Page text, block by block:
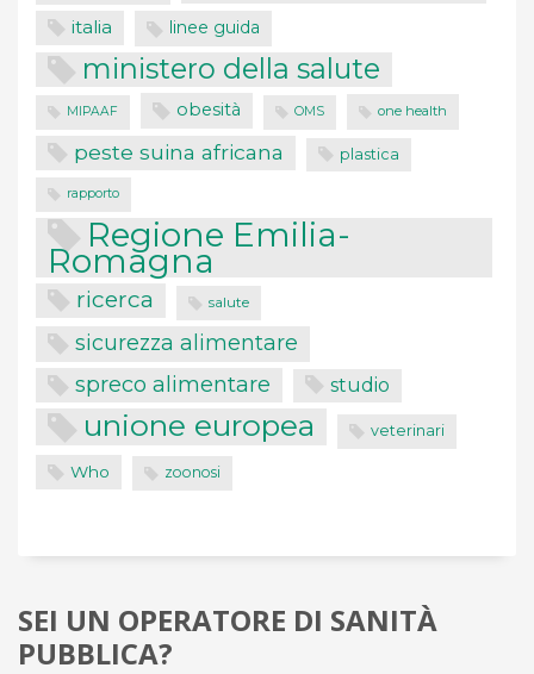
italia linee guida
ministero della salute
MIPAAF obesità OMS one health
peste suina africana plastica
rapporto
Regione Emilia-
Romagna
ricerca salute
sicurezza alimentare
spreco alimentare studio
unione europea veterinari
Who zoonosi
SEI UN OPERATORE DI SANITÀ
PUBBLICA?